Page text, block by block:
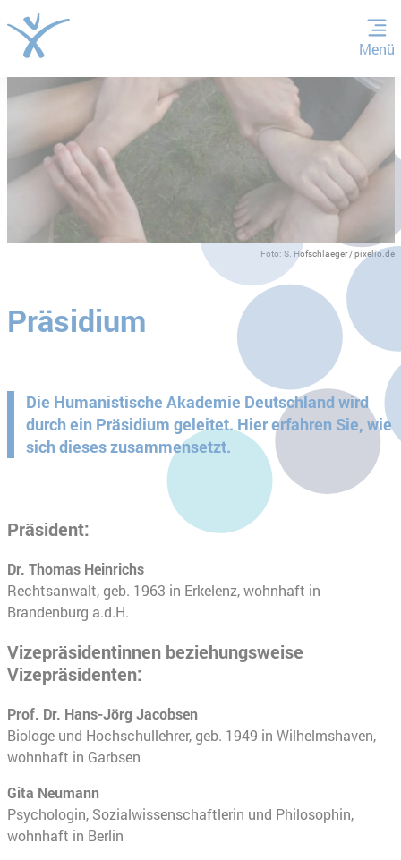
ZUM HAUPTINHALT SPRINGEN
ZUR SUCHE SPRINGEN
Menü
Foto: S. Hofschlaeger / pixelio.de
Präsidium
Die Humanistische Akademie Deutschland wird
durch ein Präsidium geleitet. Hier erfahren Sie, wie
sich dieses zusammensetzt.
Präsident:
Dr. Thomas Heinrichs
Rechtsanwalt, geb. 1963 in Erkelenz, wohnhaft in
Brandenburg a.d.H.
Vizepräsidentinnen beziehungsweise
Vizepräsidenten:
Prof. Dr. Hans-Jörg Jacobsen
Biologe und Hochschullehrer, geb. 1949 in Wilhelmshaven,
wohnhaft in Garbsen
Gita Neumann
Psychologin, Sozialwissenschaftlerin und Philosophin,
wohnhaft in Berlin